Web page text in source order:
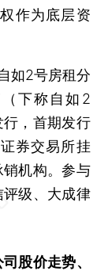
作为底层资
如2号房租分
下称自如2
，首期发行
券交易所挂
机构。参与
级、大成律
股价走势、